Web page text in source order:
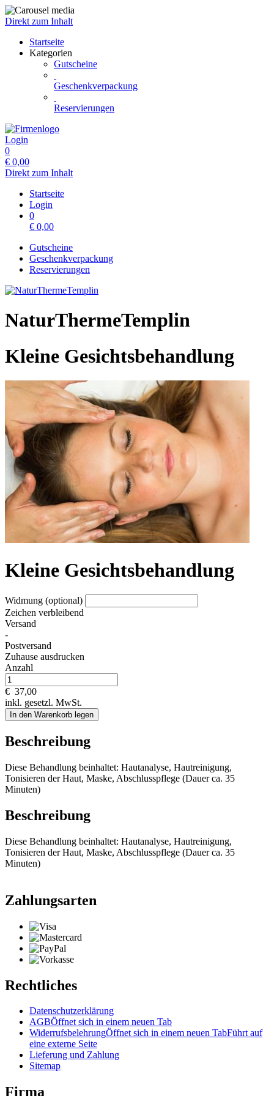
Direkt zum Inhalt
Startseite
Kategorien
Gutscheine
Geschenkverpackung
Reservierungen
Login
0
€ 0,00
Direkt zum Inhalt
Startseite
Login
0
€ 0,00
Gutscheine
Geschenkverpackung
Reservierungen
NaturThermeTemplin
Kleine Gesichtsbehandlung
Kleine Gesichtsbehandlung
Widmung (optional)
Zeichen verbleibend
Versand
-
Postversand
Zuhause ausdrucken
Anzahl
€ 37,00
inkl. gesetzl. MwSt.
In den Warenkorb legen
Beschreibung
Diese Behandlung beinhaltet: Hautanalyse, Hautreinigung,
Tonisieren der Haut, Maske, Abschlusspflege (Dauer ca. 35
Minuten)
Beschreibung
Diese Behandlung beinhaltet: Hautanalyse, Hautreinigung,
Tonisieren der Haut, Maske, Abschlusspflege (Dauer ca. 35
Minuten)
Zahlungsarten
Rechtliches
Datenschutzerklärung
AGBÖffnet sich in einem neuen Tab
WiderrufsbelehrungÖffnet sich in einem neuen TabFührt auf
eine externe Seite
Lieferung und Zahlung
Sitemap
Firma